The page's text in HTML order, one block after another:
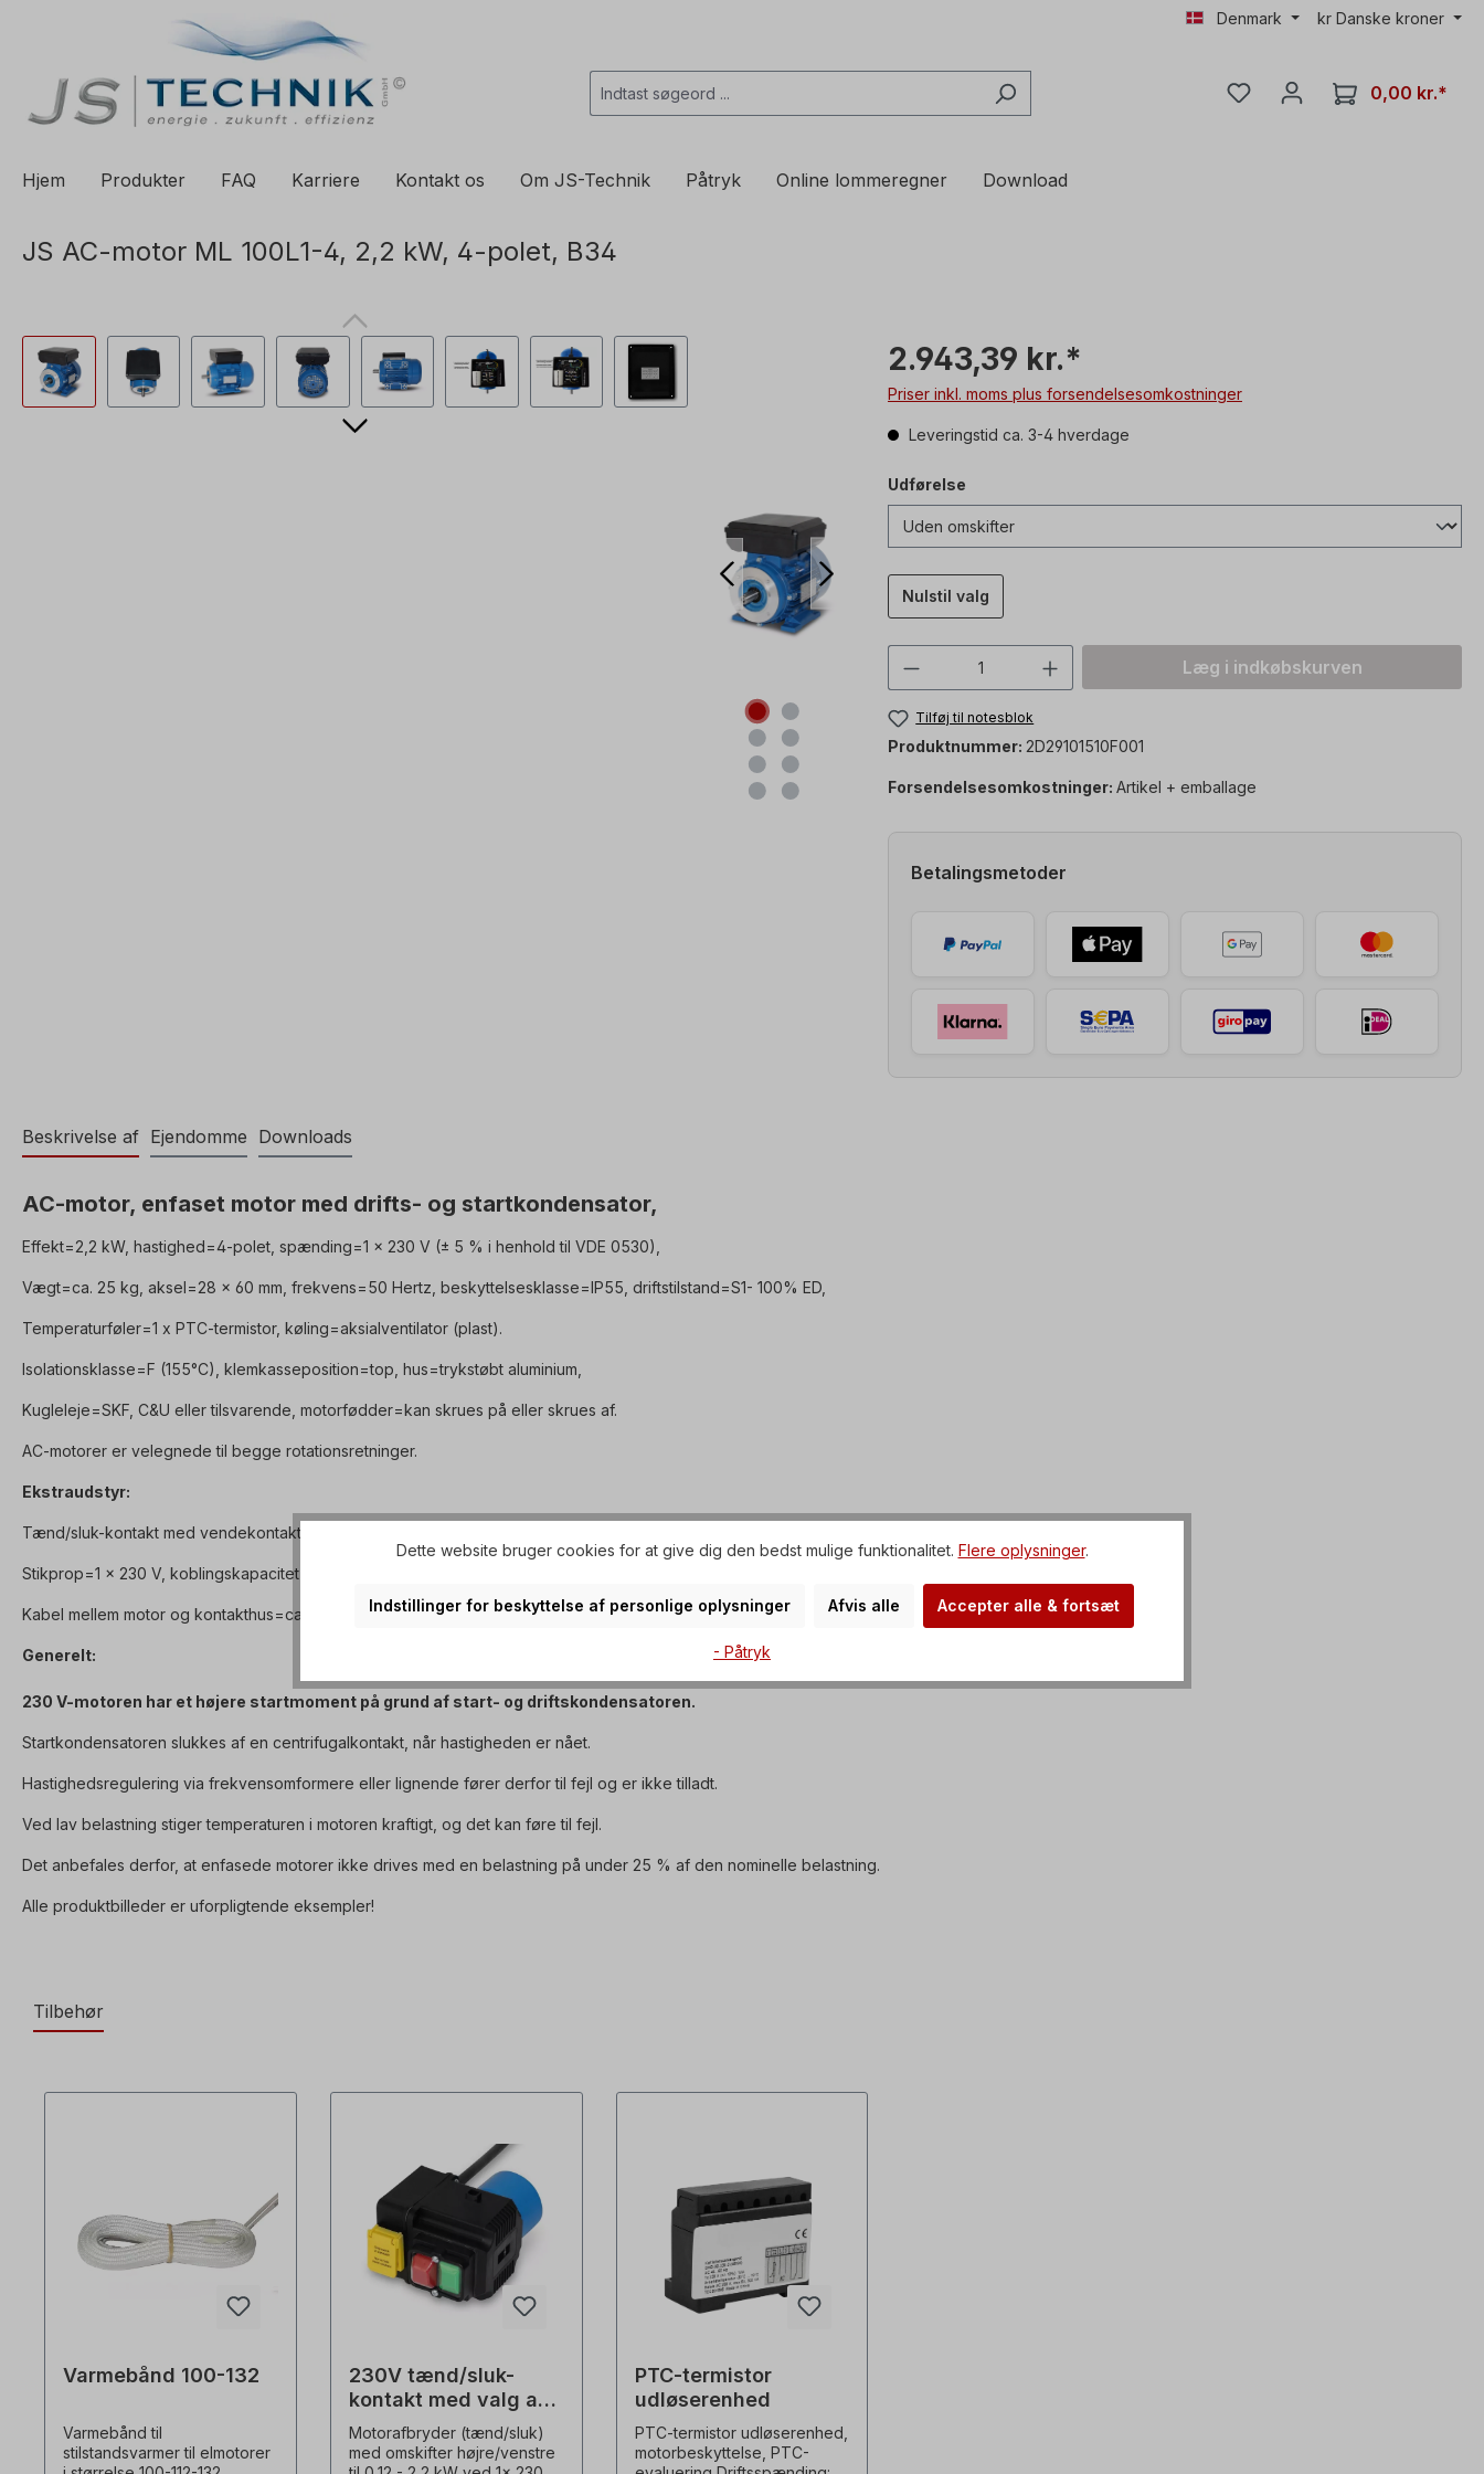
Spring til hovednavigation Denmark kr Danske kroner
0,00 kr.*
Hjem Produkter FAQ Karriere Kontakt os Om JS-Technik Påtryk Online lommeregner Download
JS AC-motor ML 100L1-4, 2,2 kW, 4-polet, B34
2.943,39 kr.*
Priser inkl. moms plus forsendelsesomkostninger
Leveringstid ca. 3-4 hverdage
Udførelse
Nulstil valg
Produktmængde: Indtast den ønskede værdi,
Læg i indkøbskurven
Tilføj til notesblok
Produktnummer: 2D29101510F001
Forsendelsesomkostninger: Artikel + emballage
Betalingsmetoder
Beskrivelse af Ejendomme Downloads
AC-motor, enfaset motor med drifts- og startkondensator,
Effekt=2,2 kW, hastighed=4-polet, spænding=1 x 230 V (± 5 % i henhold til VDE 0530),
Vægt=ca. 25 kg, aksel=28 x 60 mm, frekvens=50 Hertz, beskyttelsesklasse=IP55, driftstilstand=S1- 100% ED,
Temperaturføler=1 x PTC-termistor, køling=aksialventilator (plast).
Isolationsklasse=F (155°C), klemkasseposition=top, hus=trykstøbt aluminium,
Kugleleje=SKF, C&U eller tilsvarende, motorfødder=kan skrues på eller skrues af.
AC-motorer er velegnede til begge rotationsretninger.
Ekstraudstyr:
Tænd/sluk-kontakt med vendekontakt til venstre/højre-rotation, underspændingsudløser,
Stikprop=1 x 230 V, koblingskapacitet=16 A, omgivelsestemperatur=-5 °C til +40 °C,
Kabel mellem motor og kontakthus=ca. 90 cm.
Generelt:
230 V-motoren har et højere startmoment på grund af start- og driftskondensatoren.
Startkondensatoren slukkes af en centrifugalkontakt, når hastigheden er nået.
Hastighedsregulering via frekvensomformere eller lignende fører derfor til fejl og er ikke tilladt.
Ved lav belastning stiger temperaturen i motoren kraftigt, og det kan føre til fejl.
Det anbefales derfor, at enfasede motorer ikke drives med en belastning på under 25 % af den nominelle belastning.
Alle produktbilleder er uforpligtende eksempler!
Tilbehør
Varmebånd 100-132
Varmebånd til
stilstandsvarmer til elmotorer
230V tænd/sluk-
kontakt med valg af
venstre/højre-
rotation
Motorafbryder (tænd/sluk)
med omskifter højre/venstre
PTC-termistor
udløserenhed
PTC-termistor udløserenhed,
motorbeskyttelse, PTC-
Dette website bruger cookies for at give dig den bedst mulige funktionalitet. Flere oplysninger.
Indstillinger for beskyttelse af personlige oplysninger Afvis alle Accepter alle & fortsæt
- Påtryk